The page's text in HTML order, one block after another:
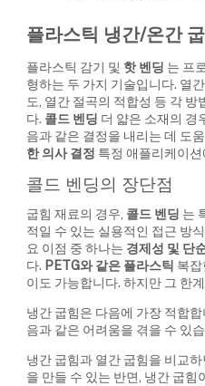
플라스틱 냉간/온간
플라스틱 감기 및 핫 벤딩 는 프
형하는 두 가지 기술입니다. 열
도, 열간 절곡의 적합성 등 각
다. 콜드 벤딩 더 얇은 소재의 경
음과 같은 결정을 내리는 데 도
한 의사 결정 특정 애플리케이
콜드 벤딩의 장단점
굽힘 재료의 경우, 콜드 벤딩 는
적일 수 있는 실용적인 접근 방
요 이점 중 하나는 경제성 및 단
다. PETG와 같은 플라스틱 복잡
이도 가능합니다. 하지만 그 한
냉간 굽힘은 다음에 가장 적합합
음과 같은 어려움을 겪을 수 있
냉간 굽힘과 열간 굽힘을 비교
을 만들 수 있는 반면, 냉간 굽